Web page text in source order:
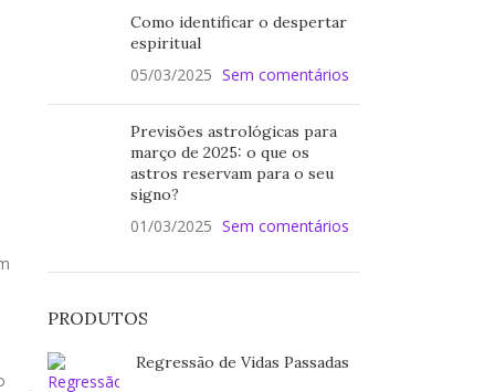
Como identificar o despertar
espiritual
05/03/2025 Sem comentários
Previsões astrológicas para
março de 2025: o que os
astros reservam para o seu
signo?
01/03/2025 Sem comentários
PRODUTOS
Regressão de Vidas Passadas